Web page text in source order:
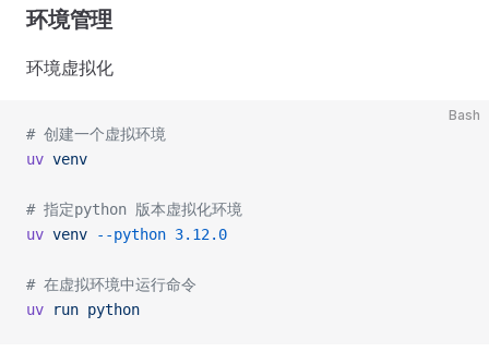
环境管理
环境虚拟化
Bash
# 创建一个虚拟环境
uv venv
# 指定python 版本虚拟化环境
uv venv --python 3.12.0
# 在虚拟环境中运行命令
uv run python